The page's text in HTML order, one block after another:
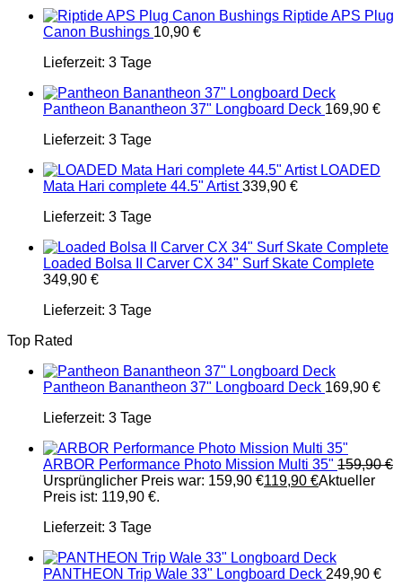
Riptide APS Plug
Canon Bushings 10,90 €
Lieferzeit: 3 Tage
Pantheon Banantheon 37" Longboard Deck 169,90 €
Lieferzeit: 3 Tage
LOADED
Mata Hari complete 44.5" Artist 339,90 €
Lieferzeit: 3 Tage
Loaded Bolsa II Carver CX 34" Surf Skate Complete
349,90 €
Lieferzeit: 3 Tage
Top Rated
Pantheon Banantheon 37" Longboard Deck 169,90 €
Lieferzeit: 3 Tage
ARBOR Performance Photo Mission Multi 35" 159,90€
Ursprünglicher Preis war: 159,90 €119,90 €Aktueller
Preis ist: 119,90 €.
Lieferzeit: 3 Tage
PANTHEON Trip Wale 33" Longboard Deck 249,90 €